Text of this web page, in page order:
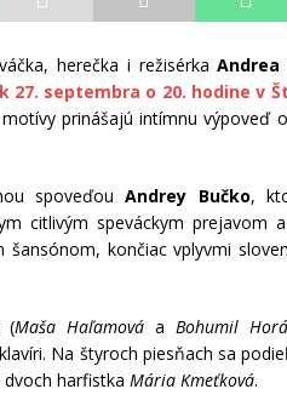
herečka i režisérkaAndrea
27. septembra o 20. hodine v
prinášajú intímnu výpoveď
spoveďouAndrey Bučko,
citlivým speváckym prejavom
končiac vplyvmi
(Maša Haľamová aBohumil
Na štyroch piesňach sa
harfistka Mária Kmeťková.